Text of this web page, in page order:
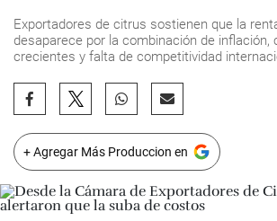
Exportadores de citrus sostienen que la
desaparece por la combinación de inflación,
crecientes y falta de competitividad
+ Agregar Más Produccion en